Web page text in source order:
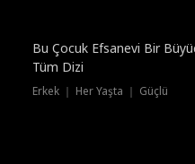
Bu Çocuk Efsanevi Bir
Tüm Dizi
Erkek ｜ Her Yaşta ｜ Güçlü